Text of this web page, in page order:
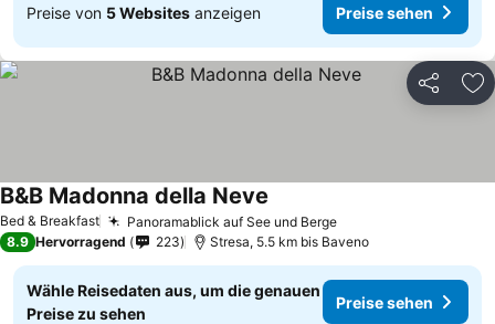
Preise von 5 Websites anzeigen Preise sehen
Teilen
Bed & Breakfast Panoramablick auf See und Berge
B&B Madonna della Neve
8.9 Hervorragend 223 Stresa, 5.5 km bis Baveno
Wähle Reisedaten aus, um die genauen
Preise zu sehen
Preise sehen